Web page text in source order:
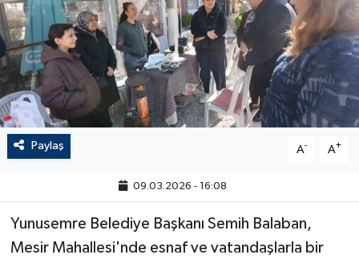
Paylaş A- A+
09.03.2026 - 16:08
Yunusemre Belediye Başkanı Semih Balaban,
Mesir Mahallesi'nde esnaf ve vatandaşlarla bir